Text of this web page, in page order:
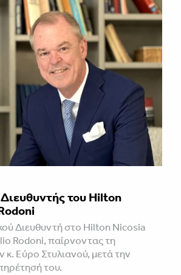
του Hilton
Διευθυντή στο Hilton Nicosia
Rodoni, παίρνοντας τη
κ. Εύρο Στυλιανού, μετά την
του.